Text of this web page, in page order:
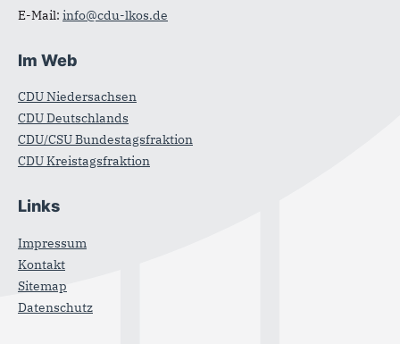
E-Mail: info@cdu-lkos.de
Im Web
CDU Niedersachsen
CDU Deutschlands
CDU/CSU Bundestagsfraktion
CDU Kreistagsfraktion
Links
Impressum
Kontakt
Sitemap
Datenschutz